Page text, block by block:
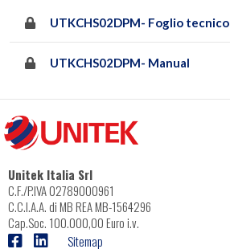
UTKCHS02DPM- Foglio tecnico
UTKCHS02DPM- Manual
Unitek Italia Srl
C.F./P.IVA 02789000961
C.C.I.A.A. di MB REA MB-1564296
Cap.Soc. 100.000,00 Euro i.v.
Sitemap